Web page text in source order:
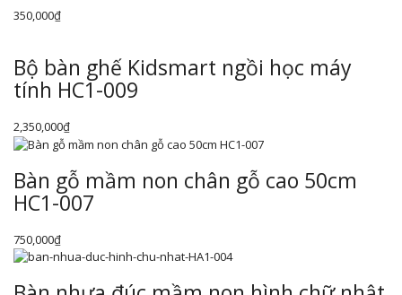
350,000₫
Bộ bàn ghế Kidsmart ngồi học máy
tính HC1-009
2,350,000₫
Bàn gỗ mầm non chân gỗ cao 50cm
HC1-007
750,000₫